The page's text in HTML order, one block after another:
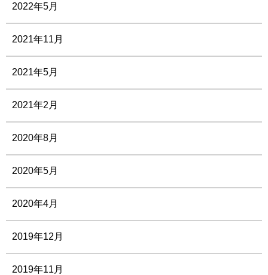
2022年5月
2021年11月
2021年5月
2021年2月
2020年8月
2020年5月
2020年4月
2019年12月
2019年11月